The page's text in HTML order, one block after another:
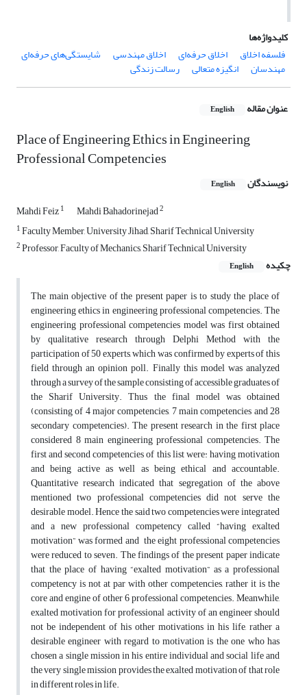
کلیدواژه‌ها
فلسفه اخلاق
اخلاق حرفه‌ای اخلاق مهندسی شایستگی‌های حرفه‌ای
مهندسان انگیزه متعالی رسالت زندگی
عنوان مقاله English
Place of Engineering Ethics in Engineering
Professional Competencies
نویسندگان English
Mahdi Feiz1 Mahdi Bahadorinejad2
1Faculty Member, University Jihad, Sharif Technical University
2Professor, Faculty of Mechanics, Sharif Technical University
چکیده
English
The main objective of the present paper is to study the place of
engineering ethics in engineering professional competencies. The
engineering professional competencies model was first obtained
by qualitative research through Delphi Method with the
participation of 50 experts, which was confirmed by experts of this
field through an opinion poll. Finally this model was analyzed
through a survey of the sample consisting of accessible graduates of
the Sharif University. Thus the final model was obtained
(consisting of 4 major competencies, 7 main competencies and 28
secondary competencies). The present research in the first place
considered 8 main engineering professional competencies. The
first and second competencies of this list were: having motivation
and being active as well as being ethical and accountable.
Quantitative research indicated that segregation of the above
mentioned two professional competencies did not serve the
desirable model. Hence the said two competencies were integrated
and a new professional competency called “having exalted
motivation” was formed and the eight professional competencies
were reduced to seven. The findings of the present paper indicate
that the place of having “exalted motivation” as a professional
competency is not at par with other competencies, rather it is the
core and engine of other 6 professional competencies. Meanwhile,
exalted motivation for professional activity of an engineer should
not be independent of his other motivations in his life, rather a
desirable engineer with regard to motivation is the one who has
chosen a single mission in his entire individual and social life and
the very single mission provides the exalted motivation of that role
in different roles in life.